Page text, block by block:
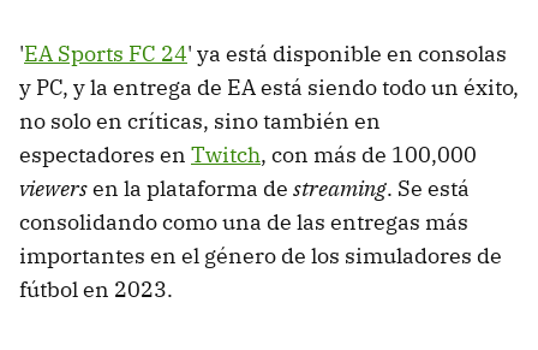
'EA Sports FC 24' ya está disponible en consolas
y PC, y la entrega de EA está siendo todo un éxito,
no solo en críticas, sino también en
espectadores en Twitch, con más de 100,000
viewersen la plataforma de streaming. Se está
consolidando como una de las entregas más
importantes en el género de los simuladores de
fútbol en 2023.